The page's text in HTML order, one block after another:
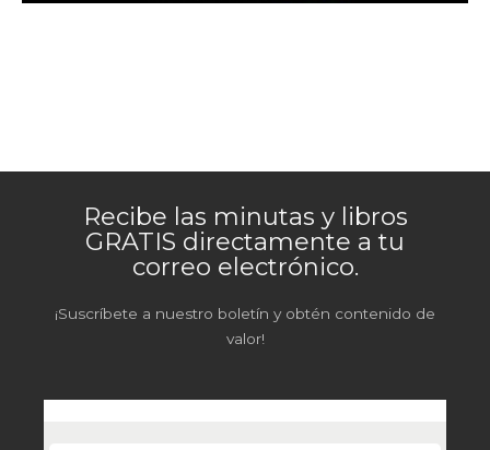
Recibe las minutas y libros
GRATIS directamente a tu
correo electrónico.
¡Suscríbete a nuestro boletín y obtén contenido de
valor!